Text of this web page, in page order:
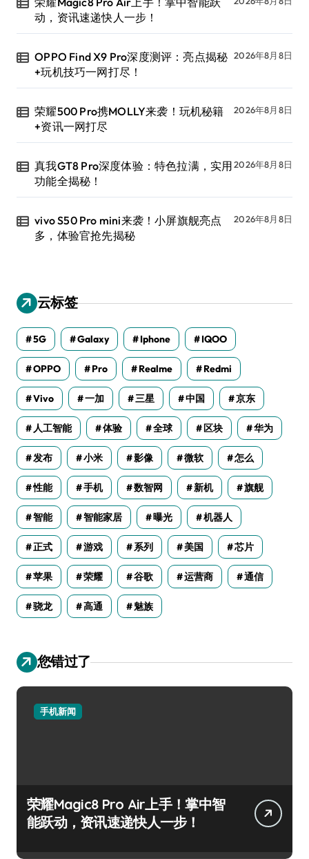
动，资讯速递快人一步！
OPPO Find X9 Pro深度测评：亮点揭秘
+玩机技巧一网打尽！
2026年8月8日
荣耀500 Pro携MOLLY来袭！玩机秘籍
+资讯一网打尽
2026年8月8日
真我GT8 Pro深度体验：特色拉满，实用
功能全揭秘！
2026年8月8日
vivo S50 Pro mini来袭！小屏旗舰亮点
多，体验官抢先揭秘
2026年8月8日
云标签
5G Galaxy Iphone IQOO
OPPO Pro Realme Redmi
Vivo 一加 三星 中国 京东
人工智能 体验 全球 区块 华为
发布 小米 影像 微软 怎么
性能 手机 数智网 新机 旗舰
智能 智能家居 曝光 机器人
正式 游戏 系列 美国 芯片
苹果 荣耀 谷歌 运营商 通信
骁龙 高通 魅族
您错过了
手机新闻
荣耀Magic8 Pro Air上手！掌中智
能跃动，资讯速递快人一步！